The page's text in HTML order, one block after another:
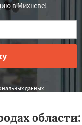
в Михневе!
данных
области: